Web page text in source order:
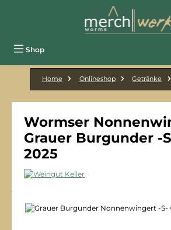
Shop
Home Onlineshop Getränke
Wormser
Grauer Burgunder -
2025
Bildergalerie überspringen